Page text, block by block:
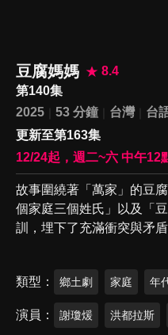
豆腐媽媽
8.4
第140集
2025
53 分鐘 台灣 台
更新至第163集
12/24起，週二~六 中午12
故事圍繞著「萬家」的豆
個家庭三個姓氏」以及「
訓，埋下了充滿衝突與矛盾
類型 鄉土劇 家庭 年
演員 謝瓊煖 洪都拉斯